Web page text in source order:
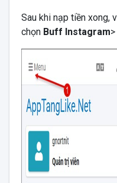
Sau khi nạp tiền xong,
chọn Buff Instagram